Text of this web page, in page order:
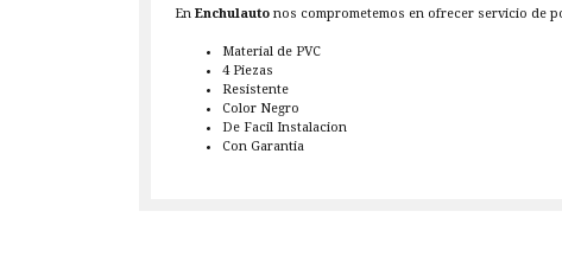
En Enchulauto nos comprometemos en ofrecer servicio de
Material de PVC
4 Piezas
Resistente
Color Negro
De Facil Instalacion
Con Garantia